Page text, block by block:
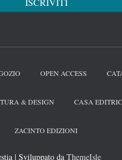
OPEN ACCESS
& DESIGN CASA
ZACINTO EDIZIONI
| Sviluppato da ThemeIsle